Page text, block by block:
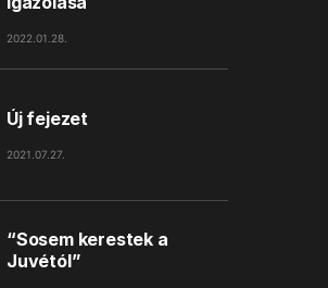
2022.01.28.
Új fejezet
2021.07.27.
“Sosem kerestek a
Juvétól”